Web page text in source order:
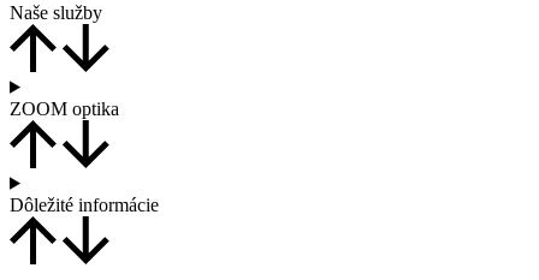
Naše služby
ZOOM optika
Dôležité informácie